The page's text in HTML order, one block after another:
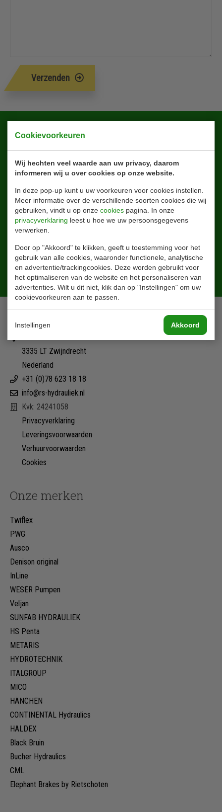
Cookievoorkeuren
Wij hechten veel waarde aan uw privacy, daarom
informeren wij u over cookies op onze website.
In deze pop-up kunt u uw voorkeuren voor cookies instellen.
Meer informatie over de verschillende soorten cookies die wij
gebruiken, vindt u op onze cookies pagina. In onze
privacyverklaring leest u hoe we uw persoonsgegevens
verwerken.
Door op "Akkoord" te klikken, geeft u toestemming voor het
gebruik van alle cookies, waaronder functionele, analytische
en advertentie/trackingcookies. Deze worden gebruikt voor
het optimaliseren van de website en het personaliseren van
advertenties. Wilt u dit niet, klik dan op "Instellingen" om uw
cookievoorkeuren aan te passen.
Instellingen Akkoord
Verzenden
Blijf altijd op de hoogte!
Aanmelden
Onze merken
Twiflex
PWG
Ausco
Denison original
InLine
WESER Pumpen
Veljan
SUNFAB HYDRAULIEK
HS Penta
METARIS
HYDROTECHNIK
ITALGROUP
MICO
HÄNCHEN
CONTINENTAL Hydraulics
HALDEX
Black Bruin
Bucher Hydraulics
CML
Elephant Brakes by Rietschoten
Contact
3335 LT Zwijndrecht
Nederland
+31 (0)78 623 18 18
info@rs-hydrauliek.nl
Kvk: 24241058
Privacyverklaring
Leveringsvoorwaarden
Verhuurvoorwaarden
Cookies